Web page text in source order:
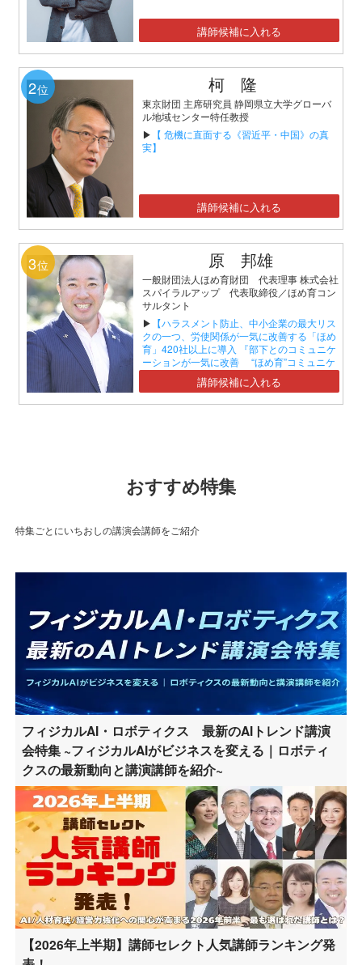
講師候補に入れる
2位 柯 隆
東京財団 主席研究員 静岡県立大学グローバ
ル地域センター特任教授
▶ 【 危機に直面する《習近平・中国》の真
実】
講師候補に入れる
3位 原 邦雄
一般財団法人ほめ育財団 代表理事 株式会社
スパイラルアップ 代表取締役／ほめ育コン
サルタント
▶ 【ハラスメント防止、中小企業の最大リス
クの一つ、労使関係が一気に改善する「ほめ
育」420社以上に導入 『部下とのコミュニケ
ーションが一気に改善 “ほめ育”コミュニケ
ーションセミナー』】講師候補に入れる
おすすめ特集
特集ごとにいちおしの講演会講師をご紹介
フィジカルAI・ロボティクス 最新のAIトレンド講演
会特集 ~フィジカルAIがビジネスを変える｜ロボティ
クスの最新動向と講演講師を紹介~
【2026年上半期】講師セレクト人気講師ランキング発